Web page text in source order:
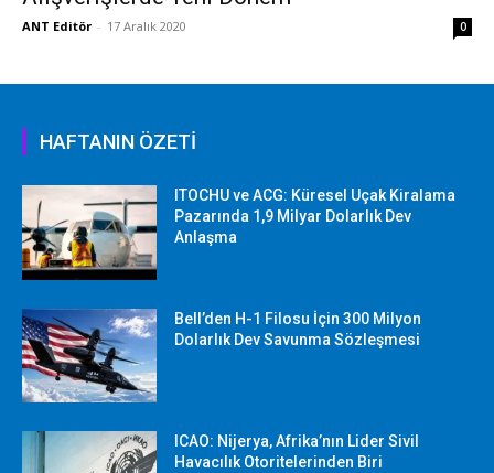
ANT Editör - 17 Aralık 2020 0
HAFTANIN ÖZETİ
ITOCHU ve ACG: Küresel Uçak Kiralama
Pazarında 1,9 Milyar Dolarlık Dev
Anlaşma
Bell’den H-1 Filosu İçin 300 Milyon
Dolarlık Dev Savunma Sözleşmesi
ICAO: Nijerya, Afrika’nın Lider Sivil
Havacılık Otoritelerinden Biri